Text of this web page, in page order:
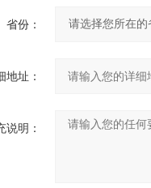
省份：
地址：
说明：